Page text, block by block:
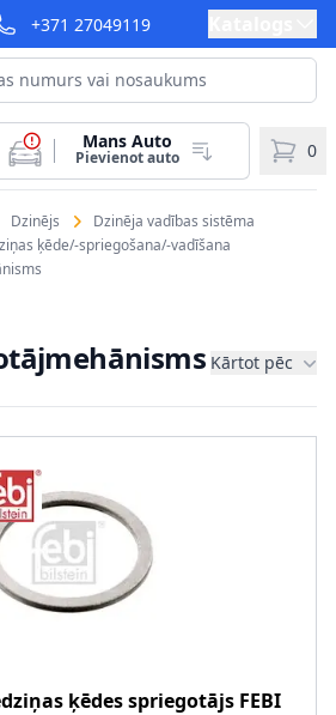
+371 27049119
Mans Auto
Pievienot auto 0
Dzinējs
Dzinēja vadības sistēma
ķēde/-spriegošana/-vadīšana
Kārtot pēc
ķēdes spriegotājs FEBI